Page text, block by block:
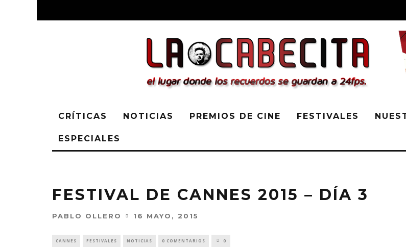
CRÍTICAS NOTICIAS PREMIOS DE CINE FESTIVALES
ESPECIALES
FESTIVAL DE CANNES 2015 – DÍA 3
PABLO OLLERO 16 MAYO, 2015
CANNES FESTIVALES NOTICIAS 0 COMENTARIOS 0